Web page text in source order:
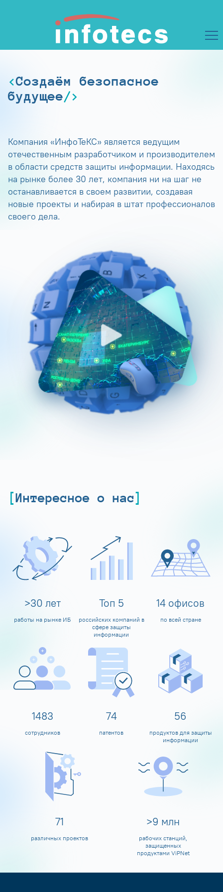
Создаём безопасное
будущее
Компания «ИнфоТеКС» является ведущим
отечественным разработчиком и производителем
в области средств защиты информации. Находясь
на рынке более 30 лет, компания ни на шаг не
останавливается в своем развитии, создавая
новые проекты и набирая в штат профессионалов
своего дела.
Интересное о нас
>30 лет
работы на рынке ИБ
Топ 5
российских компаний в
сфере защиты
информации
14 офисов
по всей стране
1600
сотрудников
80
патентов
60
продуктов для защиты
информации
80
различных проектов
>10 млн
рабочих станций,
защищенных
продуктами ViPNet